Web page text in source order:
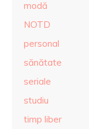
modă
NOTD
personal
sănătate
seriale
studiu
timp liber